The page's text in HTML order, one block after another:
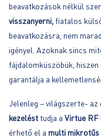
beavatkozások nélkül
visszanyerni, fiatalos
beavatkozásra, nem
igényel. Azoknak sincs
fájdalomküszöbük, hiszen
garantálja a
Jelenleg – világszerte- az
kezelést tudja a Virtue RF
érhető el a multi mikrotűs